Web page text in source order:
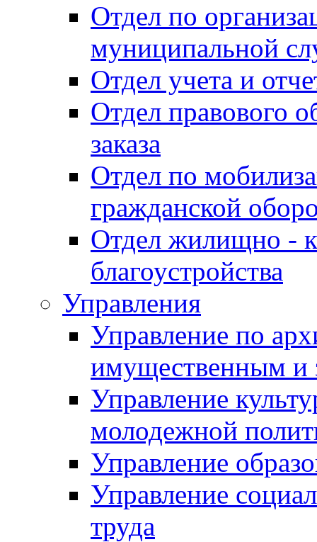
Отдел по
муниципальной
Отдел учета и
Отдел правового
заказа
Отдел по
гражданской
Отдел жилищно -
благоустройства
Управления
Управление по
имущественным и
Управление
молодежной
Управление
Управление
труда